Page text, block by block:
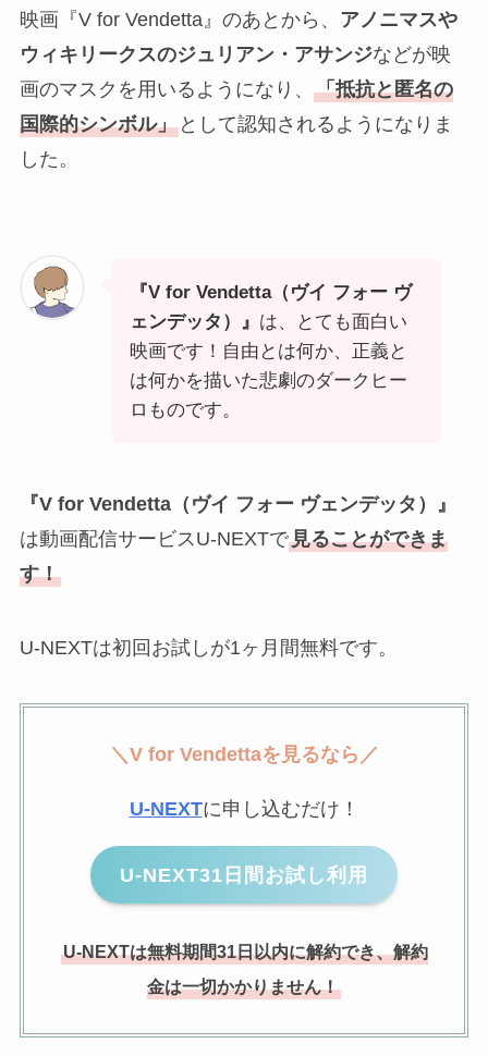
映画『V for Vendetta』のあとから、 アノニマスや
ウィキリークスのジュリアン・アサンジなどが映
画のマスクを用いるようになり、 「抵抗と匿名の
国際的シンボル」として認知されるようになりま
した。
『V for Vendetta（ヴイ フォー ヴ
ェンデッタ）』 は、とても面白い
映画です！自由とは何か、正義と
は何かを描いた悲劇のダークヒー
ロものです。
『V for Vendetta（ヴイ フォー ヴェンデッタ）』
は動画配信サービスU-NEXTで見ることができま
す！
U-NEXTは初回お試しが1ヶ月間無料です。
＼V for Vendettaを見るなら／
U-NEXTに申し込むだけ！
U-NEXT31日間お試し利用
U-NEXTは無料期間31日以内に解約でき、解約
金は一切かかりません！